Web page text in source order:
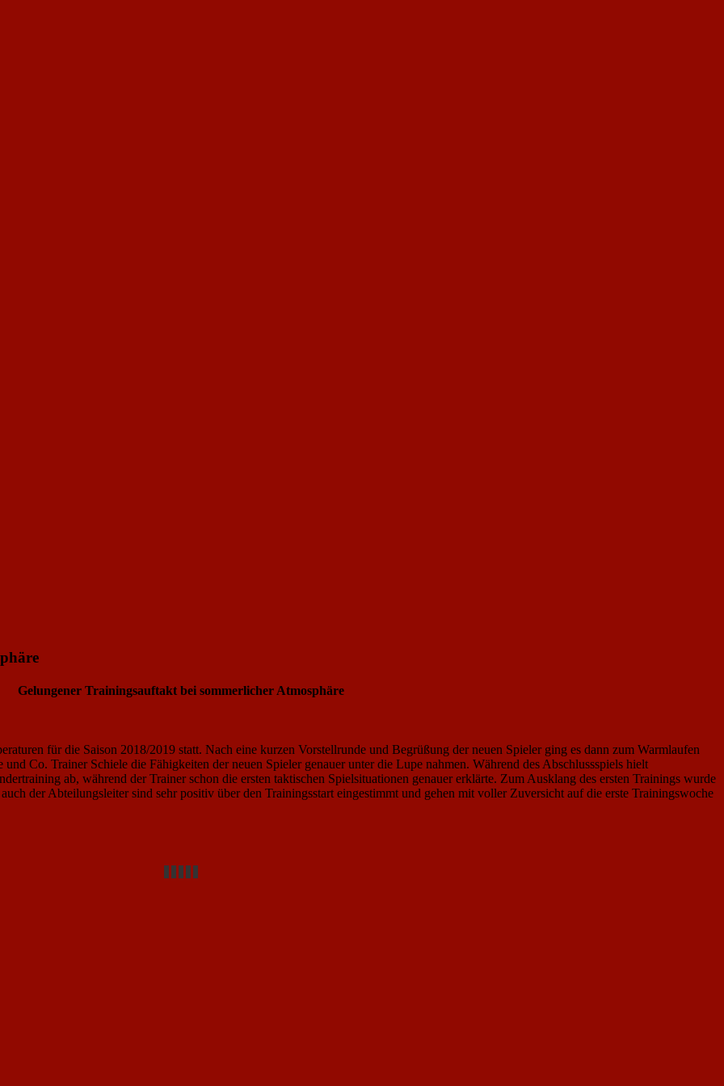
Gelungener Trainingsauftakt bei sommerlicher Atmosphäre
für die Saison 2018/2019 statt. Nach eine kurzen Vorstellrunde und Begrüßung der neuen Spieler ging es dann zum Warmlaufen
Co. Trainer Schiele die Fähigkeiten der neuen Spieler genauer unter die Lupe nahmen. Während des Abschlussspiels hielt
ab, während der Trainer schon die ersten taktischen Spielsituationen genauer erklärte. Zum Ausklang des ersten Trainings wurde
der Abteilungsleiter sind sehr positiv über den Trainingsstart eingestimmt und gehen mit voller Zuversicht auf die erste Trainingswoche